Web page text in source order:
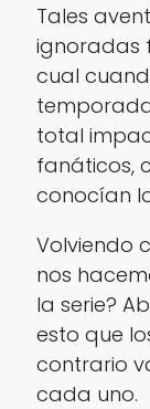
Tales
ignoradas
cual
total
fanáticos,
conocían
Volviendo
nos
la serie?
esto que
contrario
cada uno.